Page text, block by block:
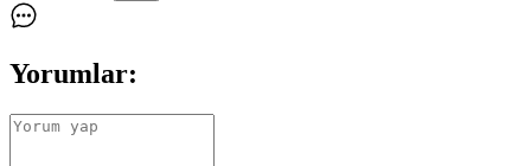
Yorumlar: